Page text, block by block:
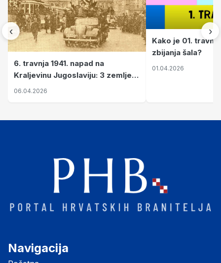
‹
6. travnja 1941. napad na
Kraljevinu Jugoslaviju: 3 zemlje
nastale njenim raspadom
06.04.2026
Kako je 01.
zbijanja šala?
01.04.2026
›
Navigacija